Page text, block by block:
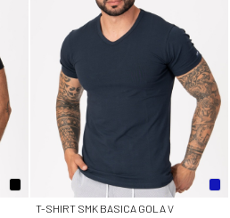
T-SHIRT SMK BASICA GOLA V